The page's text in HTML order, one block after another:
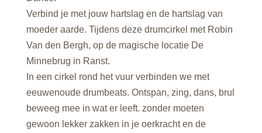
Verbind je met jouw hartslag en de hartslag van
moeder aarde. Tijdens deze drumcirkel met Robin
Van den Bergh, op de magische locatie De
Minnebrug in Ranst.
In een cirkel rond het vuur verbinden we met
eeuwenoude drumbeats. Ontspan, zing, dans, brul
beweeg mee in wat er leeft. zonder moeten
gewoon lekker zakken in je oerkracht en de